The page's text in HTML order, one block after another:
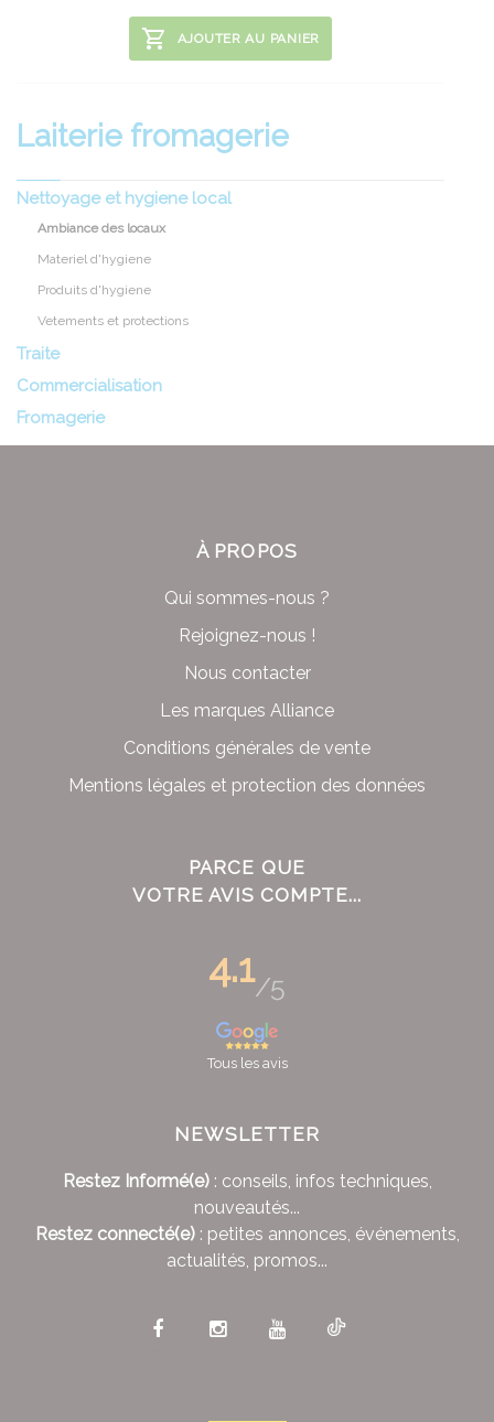
AJOUTER AU PANIER
Laiterie fromagerie
Nettoyage et hygiene local
Ambiance des locaux
Materiel d'hygiene
Produits d'hygiene
Vetements et protections
Traite
Commercialisation
Fromagerie
À PROPOS
Qui sommes-nous ?
Rejoignez-nous !
Nous contacter
Les marques Alliance
Conditions générales de vente
Mentions légales et protection des données
PARCE QUE
VOTRE AVIS COMPTE...
4.1/5
Tous les avis
NEWSLETTER
Restez Informé(e): conseils, infos techniques,
nouveautés...
Restez connecté(e): petites annonces, événements,
actualités, promos...